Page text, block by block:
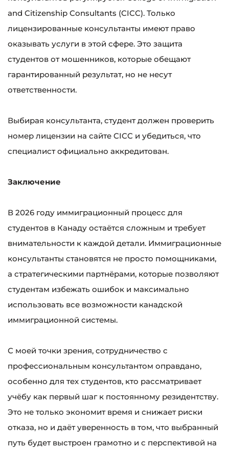
and Citizenship Consultants (CICC). Только
лицензированные консультанты имеют право
оказывать услуги в этой сфере. Это защита
студентов от мошенников, которые обещают
гарантированный результат, но не несут
ответственности.
Выбирая консультанта, студент должен проверить
номер лицензии на сайте CICC и убедиться, что
специалист официально аккредитован.
Заключение
В 2026 году иммиграционный процесс для
студентов в Канаду остаётся сложным и требует
внимательности к каждой детали. Иммиграционные
консультанты становятся не просто помощниками,
а стратегическими партнёрами, которые позволяют
студентам избежать ошибок и максимально
использовать все возможности канадской
иммиграционной системы.
С моей точки зрения, сотрудничество с
профессиональным консультантом оправдано,
особенно для тех студентов, кто рассматривает
учёбу как первый шаг к постоянному резидентству.
Это не только экономит время и снижает риски
отказа, но и даёт уверенность в том, что выбранный
путь будет выстроен грамотно и с перспективой на